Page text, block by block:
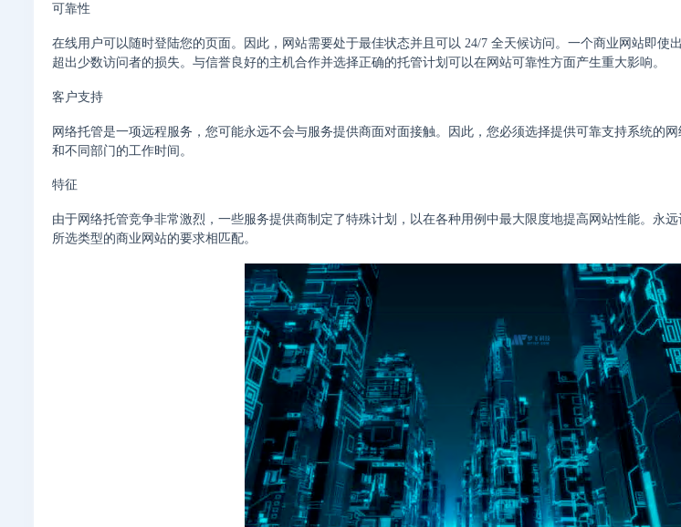
可靠性
在线用户可以随时登陆您的页面。因此，网站需要处于最佳状态并且可以 24/7 全天候访问。一个商业网站即使
超出少数访问者的损失。与信誉良好的主机合作并选择正确的托管计划可以在网站可靠性方面产生重大影响。
客户支持
网络托管是一项远程服务，您可能永远不会与服务提供商面对面接触。因此，您必须选择提供可靠支持系统的
和不同部门的工作时间。
特征
由于网络托管竞争非常激烈，一些服务提供商制定了特殊计划，以在各种用例中最大限度地提高网站性能。永
所选类型的商业网站的要求相匹配。